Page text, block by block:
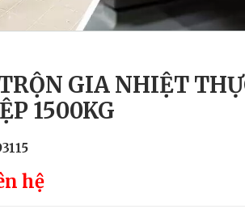
GIA NHIỆT
1500KG
hệ